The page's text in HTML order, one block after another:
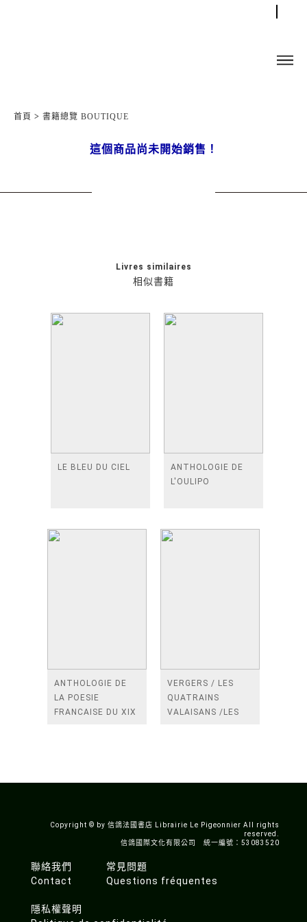
首頁 > 書籍總覽 BOUTIQUE
這個商品尚未開始銷售！
相似書籍
Livres similaires
LE BLEU DU CIEL
ANTHOLOGIE DE
L'OULIPO
ANTHOLOGIE DE
LA POESIE
FRANCAISE DU XIX
VERGERS / LES
QUATRAINS
VALAISANS /LES
Copyright © by 信鴿法國書店 Librairie Le Pigeonnier All rights
reserved.
信鴿國際文化有限公司 統一編號：53083520
聯絡我們
Contact
常見問題
Questions fréquentes
隱私權聲明